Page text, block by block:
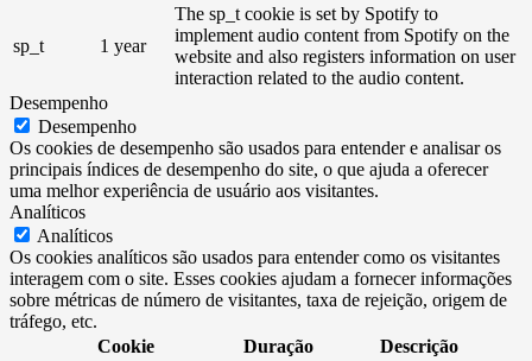
sp_t 1 year
The sp_t cookie is set by Spotify to
implement audio content from Spotify on the
website and also registers information on user
interaction related to the audio content.
Desempenho
Desempenho
Os cookies de desempenho são usados ​​para entender e analisar os
principais índices de desempenho do site, o que ajuda a oferecer
uma melhor experiência de usuário aos visitantes.
Analíticos
Analíticos
Os cookies analíticos são usados ​​para entender como os visitantes
interagem com o site. Esses cookies ajudam a fornecer informações
sobre métricas de número de visitantes, taxa de rejeição, origem de
tráfego, etc.
Cookie
Duração Descrição